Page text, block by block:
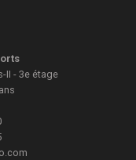
II - 3e étage